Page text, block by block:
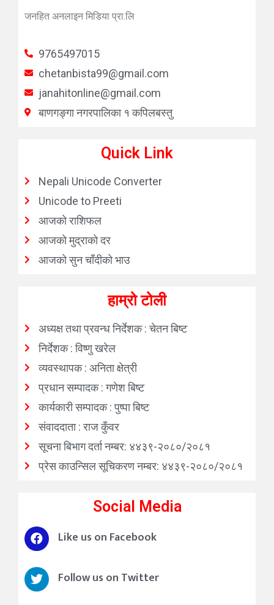
जनहित अनलाइन मिडिया प्रा.लि
9765497015
chetanbista99@gmail.com
janahitonline@gmail.com
बाणगङ्गा नगरपालिका १ कपिलबस्तु
Quick Link
Nepali Unicode Converter
Unicode to Preeti
आजको राशिफल
आजको मुद्राको दर
आजको सुन चाँदीको भाउ
हाम्रो टोली
अध्यक्ष तथा प्रवन्ध निर्देशक : चेतन बिष्ट
निर्देशक : विष्णु खरेल
व्यवस्थापक : अनिता क्षेत्री
प्रधान सम्पादक : गणेश बिष्ट
कार्यकारी सम्पादक : पुष्पा बिष्ट
संवाददाता : राज कुँवर
सूचना बिभाग दर्ता नम्बर: ४४३९-२०८०/२०८१
प्रेस काउन्सिल सूचिकरण नम्बर: ४४३९-२०८०/२०८१
Social Media
Like us on Facebook
Follow us on Twitter